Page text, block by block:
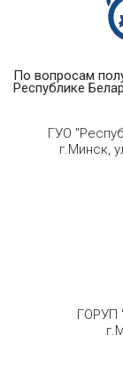
По вопросам
Республике
ГУО
г.Минск,
ГОРУП